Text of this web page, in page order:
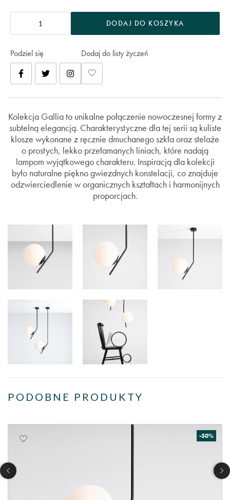
DODAJ DO KOSZYKA
Podziel się Dodaj do listy życzeń
Kolekcja Gallia to unikalne połączenie nowoczesnej formy z
subtelną elegancją. Charakterystyczne dla tej serii są kuliste
klosze wykonane z ręcznie dmuchanego szkła oraz stelaże
o prostych, lekko przełamanych liniach, które nadają
lampom wyjątkowego charakteru. Inspiracją dla kolekcji
było naturalne piękno gwiezdnych konstelacji, co znajduje
odzwierciedlenie w organicznych kształtach i harmonijnych
proporcjach.
PODOBNE PRODUKTY
-50%